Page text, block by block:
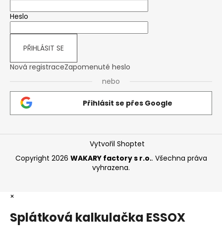
Heslo
PŘIHLÁSIT SE
Nová registraceZapomenuté heslo
nebo
Přihlásit se přes Google
Vytvořil Shoptet
Copyright 2026 WAKARY factory s r.o.. Všechna práva
vyhrazena.
×
Splátková kalkulačka ESSOX